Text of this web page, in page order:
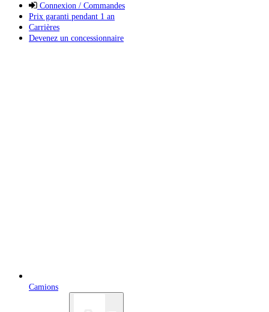
Connexion / Commandes
Prix garanti pendant 1 an
Carrières
Devenez un concessionnaire
Camions